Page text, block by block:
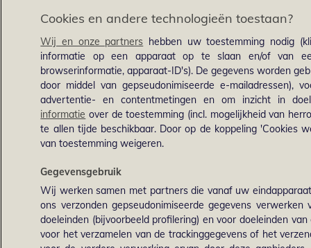
Cookies en andere technologieën toestaan?
Wij en onze partners hebben uw toestemming nodig
informatie op een apparaat op te slaan en/of van
browserinformatie, apparaat-ID's). De gegevens worden
door middel van gepseudonimiseerde e-mailadressen),
advertentie- en contentmetingen en om inzicht in
informatie over de toestemming (incl. mogelijkheid van
te allen tijde beschikbaar. Door op de koppeling 'Cookies
van toestemming weigeren.
Gegevensgebruik
Wij werken samen met partners die vanaf uw
ons verzonden gepseudonimiseerde gegevens
doeleinden (bijvoorbeeld profilering) en voor doeleinden
voor het verzamelen van de trackinggegevens of het